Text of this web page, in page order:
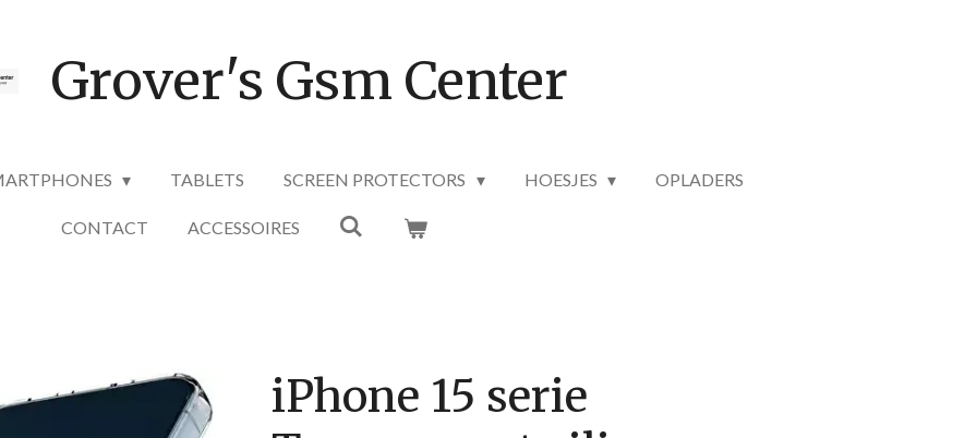
Grover's Gsm Center
TABLETS SCREEN PROTECTORS HOESJES OPLADERS
CONTACT ACCESSOIRES
iPhone 15 serie